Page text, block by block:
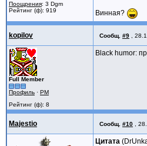
Поощрения: 3 Dgm
Рейтинг (ф): 919
Винная?
kopilov Сообщ. #9
Full Member
Профиль · PM
Рейтинг (ф): 8
Black humor:
Majestio Сообщ. #10
Цитата